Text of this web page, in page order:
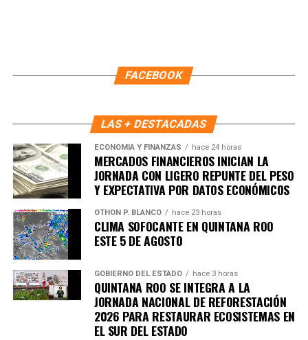
Recibe las noticias al instante
Únete al canal oficial de WhatsApp de
Quinto Podery recibe las noticias más
importantes de Quintana Roo directamente
en tu teléfono.
FACEBOOK
LAS + DESTACADAS
ECONOMÍA Y FINANZAS hace 24 horas
MERCADOS FINANCIEROS INICIAN LA
JORNADA CON LIGERO REPUNTE DEL PESO
Y EXPECTATIVA POR DATOS ECONÓMICOS
OTHON P. BLANCO hace 23 horas
CLIMA SOFOCANTE EN QUINTANA ROO
ESTE 5 DE AGOSTO
GOBIERNO DEL ESTADO hace 3 horas
QUINTANA ROO SE INTEGRA A LA
JORNADA NACIONAL DE REFORESTACIÓN
2026 PARA RESTAURAR ECOSISTEMAS EN
EL SUR DEL ESTADO